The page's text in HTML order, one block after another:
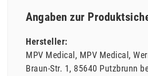
Angaben zur
Hersteller:
MPV Medical
MPV Medical
Braun-Str. 1 85640 Putzbrunn